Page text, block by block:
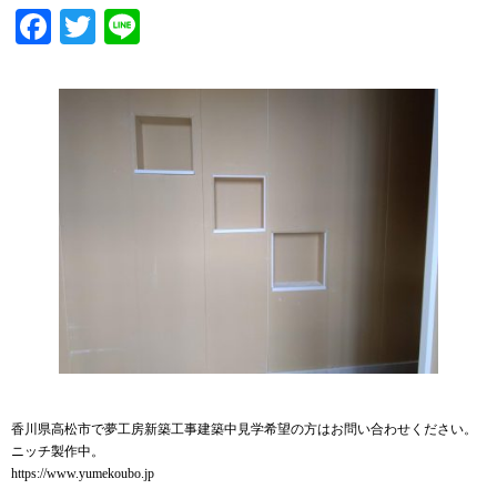
Facebook
Twitter
香川県高松市で夢工房新築工事建築中見学希望の方はお問い合わせください。
ニッチ製作中。
https://www.yumekoubo.jp